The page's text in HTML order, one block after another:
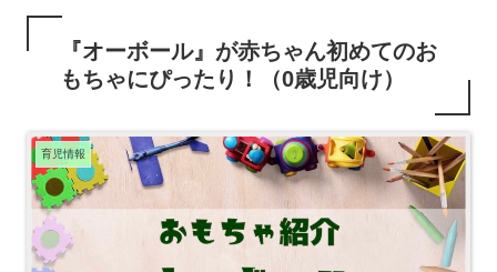
『オーボール』が赤ちゃん初めてのお
もちゃにぴったり！（0歳児向け）
育児情報